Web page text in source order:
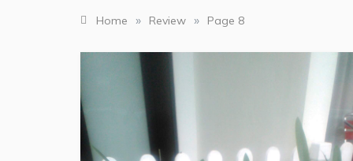
Home » Review » Page 8